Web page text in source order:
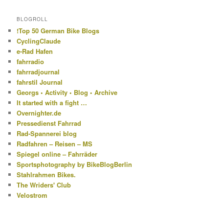
BLOGROLL
!Top 50 German Bike Blogs
CyclingClaude
e-Rad Hafen
fahrradio
fahrradjournal
fahrstil Journal
Georgs • Activity • Blog • Archive
It started with a fight …
Overnighter.de
Pressedienst Fahrrad
Rad-Spannerei blog
Radfahren – Reisen – MS
Spiegel online – Fahrräder
Sportsphotography by BikeBlogBerlin
Stahlrahmen Bikes.
The Wriders' Club
Velostrom